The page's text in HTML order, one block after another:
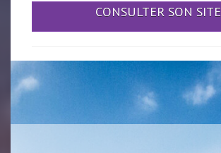
CONSULTER SON SITE